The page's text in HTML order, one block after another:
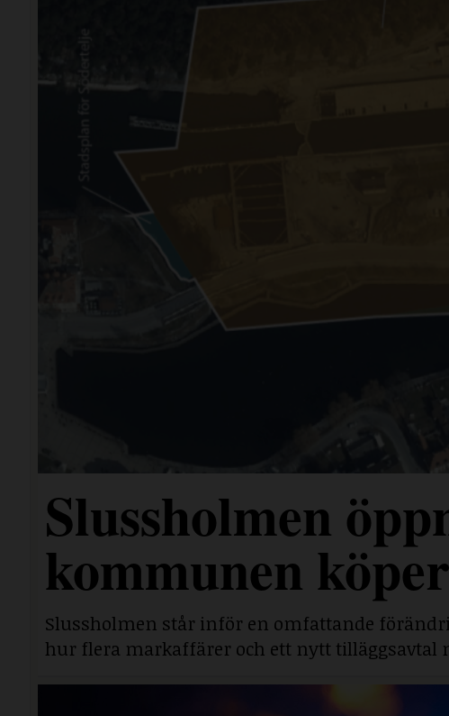
Slussholmen
kommunen
Slussholmen står inför en omfattande
hur flera markaffärer och ett nytt tilläggsavtal